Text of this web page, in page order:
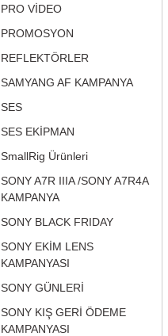
PRO VİDEO
PROMOSYON
REFLEKTÖRLER
SAMYANG AF KAMPANYA
SES
SES EKİPMAN
SmallRig Ürünleri
SONY A7R IIIA /SONY A7R4A
KAMPANYA
SONY BLACK FRIDAY
SONY EKİM LENS
KAMPANYASI
SONY GÜNLERİ
SONY KIŞ GERİ ÖDEME
KAMPANYASI